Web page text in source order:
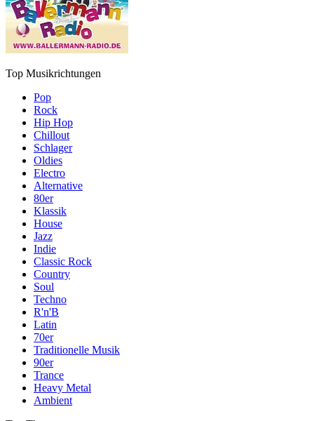
Top Musikrichtungen
Pop
Rock
Hip Hop
Chillout
Schlager
Oldies
Electro
Alternative
80er
Klassik
House
Jazz
Indie
Classic Rock
Country
Soul
Techno
R'n'B
Latin
70er
Traditionelle Musik
90er
Trance
Heavy Metal
Ambient